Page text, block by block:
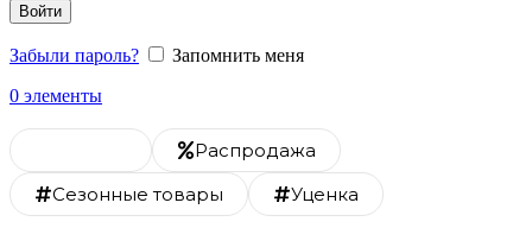
Войти
Забыли пароль?
Запомнить меня
0 элементы
Распродажа
Сезонные товары
Уценка